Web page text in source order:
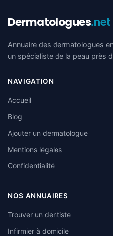
Dermatologues.net
Annuaire des dermatologues
un spécialiste de la peau près
NAVIGATION
Accueil
Blog
Ajouter un dermatologue
Mentions légales
Confidentialité
NOS ANNUAIRES
Trouver un dentiste
Infirmier à domicile